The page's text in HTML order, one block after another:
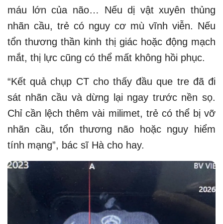
máu lớn của não… Nếu dị vật xuyên thủng
nhãn cầu, trẻ có nguy cơ mù vĩnh viễn. Nếu
tổn thương thần kinh thị giác hoặc động mạch
mắt, thị lực cũng có thể mất không hồi phục.
“Kết quả chụp CT cho thấy đầu que tre đã đi
sát nhãn cầu và dừng lại ngay trước nền sọ.
Chỉ cần lệch thêm vài milimet, trẻ có thể bị vỡ
nhãn cầu, tổn thương não hoặc nguy hiểm
tính mạng”, bác sĩ Hà cho hay.